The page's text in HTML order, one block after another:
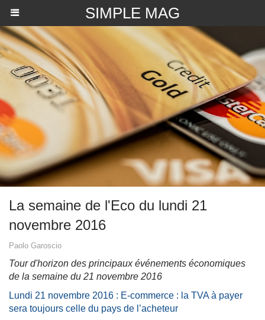
SIMPLE MAG
La semaine de l'Eco du lundi 21
novembre 2016
Paolo Garoscio
Tour d'horizon des principaux événements économiques
de la semaine du 21 novembre 2016
Lundi 21 novembre 2016 : E-commerce : la TVA à payer
sera toujours celle du pays de l’acheteur